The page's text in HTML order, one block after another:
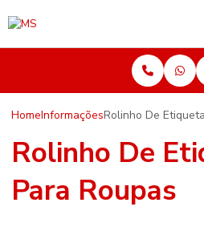
HomeInformaçõesRolinho De
Rolinho De
Para Roupas